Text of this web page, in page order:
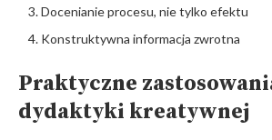
Docenianie procesu, nie tylko efektu
Konstruktywna informacja zwrotna
Praktyczne
dydaktyki kreatywnej